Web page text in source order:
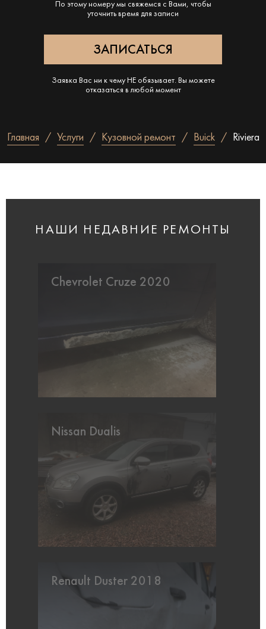
По этому номеру мы свяжемся с Вами, чтобы
уточнить время для записи
Заявка Вас ни к чему НЕ обязывает. Вы можете
отказаться в любой момент
Главная Услуги Кузовной ремонт Buick Riviera
НАШИ НЕДАВНИЕ РЕМОНТЫ
Chevrolet Cruze 2020
Nissan Dualis
Renault Duster 2018